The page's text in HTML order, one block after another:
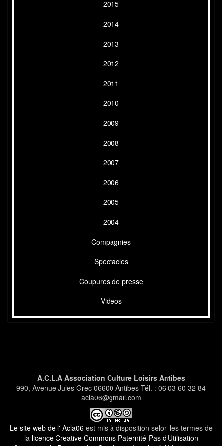
2015
2014
2013
2012
2011
2010
2009
2008
2007
2006
2005
2004
Compagnies
Spectacles
Coupures de presse
Videos
A.C.L.A Association Culture Loisirs Antibes
990, Avenue Jules Grec 06600 Antibes Tél. : 06 03 60 32 84
acla06@gmail.com
Le site web de l' Acla06est mis à disposition selon les termes de
la licence Creative Commons Paternité-Pas d'Utilisation